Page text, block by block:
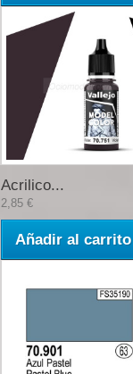
Acrilico...
2,85 €
Añadir al carrito